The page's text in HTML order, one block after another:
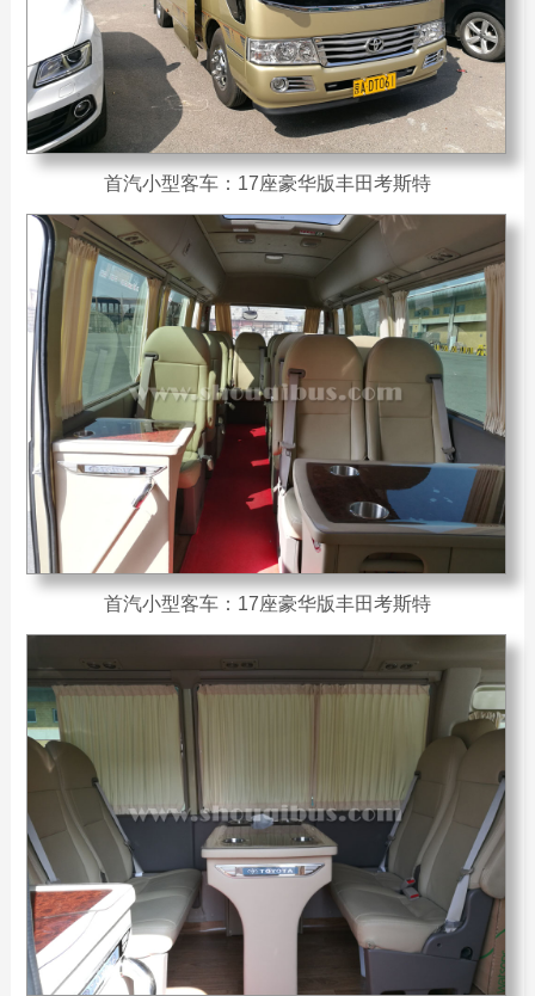
首汽小型客车：17座豪华版丰田考斯特
首汽小型客车：17座豪华版丰田考斯特